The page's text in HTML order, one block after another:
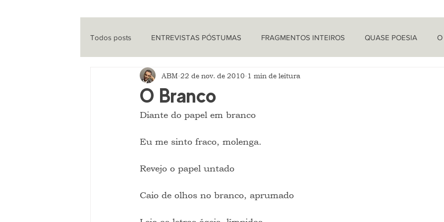
Todos posts ENTREVISTAS PÓSTUMAS FRAGMENTOS INTEIROS QUASE POESIA O
ENTREVISTAS CINEMA PROVOCAÇÕES NADA FILOSÓFICAS
QUE HISTÓRIA É ESSA? POLÍTICA
O Branco
ABM 22 de nov. de 2010 1 min de leitura
Diante do papel em branco
Eu me sinto fraco, molenga.
Revejo o papel untado
Caio de olhos no branco, aprumado